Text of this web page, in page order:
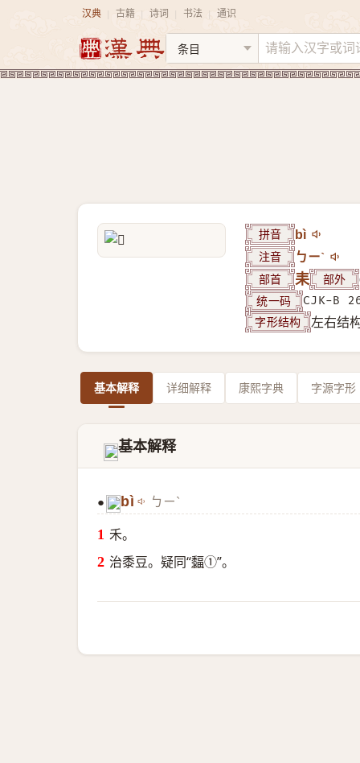
汉典 古籍 诗词 书法 通识
拼音 bì
注音 ㄅㄧˋ
部首 耒 部外
统一码 CJK-B
字形结构 左右结
基本解释 详细解释 康熙字典 字源字形
𦔆基本解释
● 𦔆 bì ㄅㄧˋ
禾。
治黍豆。疑同“䵗①”。